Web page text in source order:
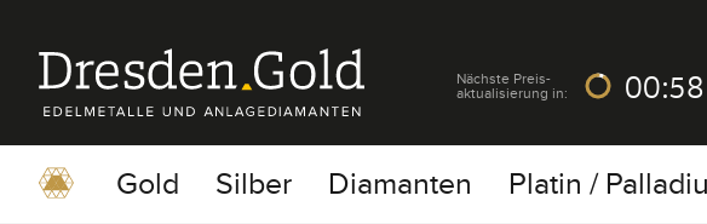
Nächste Preis-
aktualisierung in:
00:58
Gold Silber Diamanten Platin /